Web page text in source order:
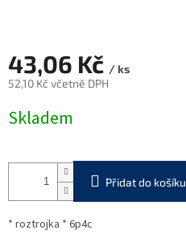
43,06 Kč / ks
52,10 Kč včetně DPH
cena:
Skladem
Přidat do košíku
* roztrojka * 6p4c